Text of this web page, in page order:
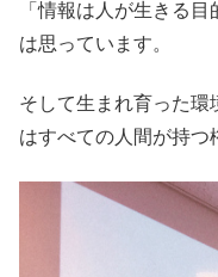
「情報は人が生きる
は思っています。
そして生まれ育った環
はすべての人間が持つ